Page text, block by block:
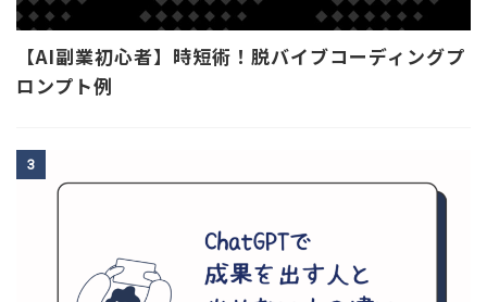
【AI副業初心者】時短術！脱バイブコーディングプ
ロンプト例
3